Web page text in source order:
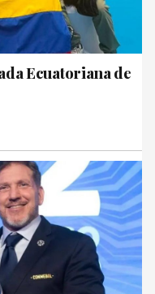
Ecuatoriana de